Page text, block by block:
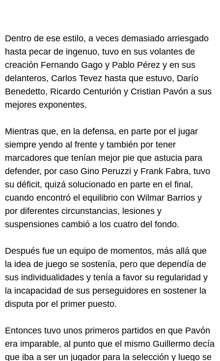
Dentro de ese estilo, a veces demasiado arriesgado
hasta pecar de ingenuo, tuvo en sus volantes de
creación Fernando Gago y Pablo Pérez y en sus
delanteros, Carlos Tevez hasta que estuvo, Darío
Benedetto, Ricardo Centurión y Cristian Pavón a sus
mejores exponentes.
Mientras que, en la defensa, en parte por el jugar
siempre yendo al frente y también por tener
marcadores que tenían mejor pie que astucia para
defender, por caso Gino Peruzzi y Frank Fabra, tuvo
su déficit, quizá solucionado en parte en el final,
cuando encontró el equilibrio con Wilmar Barrios y
por diferentes circunstancias, lesiones y
suspensiones cambió a los cuatro del fondo.
Después fue un equipo de momentos, más allá que
la idea de juego se sostenía, pero que dependía de
sus individualidades y tenía a favor su regularidad y
la incapacidad de sus perseguidores en sostener la
disputa por el primer puesto.
Entonces tuvo unos primeros partidos en que Pavón
era imparable, al punto que el mismo Guillermo decía
que iba a ser un jugador para la selección y luego se